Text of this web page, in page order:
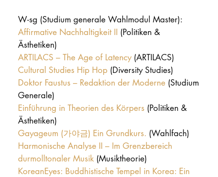
W-sg (Studium generale Wahlmodul Master):
Affirmative Nachhaltigkeit II (Politiken &
Ästhetiken)
ARTILACS – The Age of Latency (ARTILACS)
Cultural Studies Hip Hop (Diversity Studies)
Doktor Faustus – Redaktion der Moderne (Studium
Generale)
Einführung in Theorien des Körpers (Politiken &
Ästhetiken)
Gayageum (가야금) Ein Grundkurs. (Wahlfach)
Harmonische Analyse II – Im Grenzbereich
durmolltonaler Musik (Musiktheorie)
KoreanEyes: Buddhistische Tempel in Korea: Ein